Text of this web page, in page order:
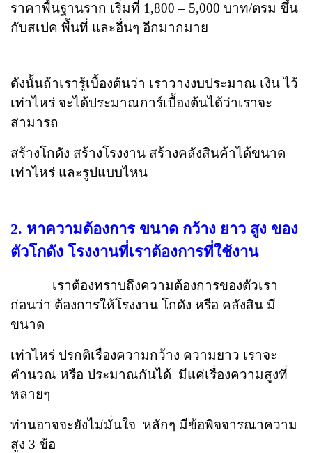
ราคาพื้นฐานราก เริ่มที่ 1,800 – 5,000 บาท/ตรม ขึ้น
กับสเปค พื้นที่ และอื่นๆ อีกมากมาย
ดังนั้นถ้าเรารู้เบื้องต้นว่า เราวางงบประมาณ เงิน ไว้
เท่าไหร่ จะได้ประมาณการ์เบื้องต้นได้ว่าเราจะ
สามารถ
สร้างโกดัง สร้างโรงงาน สร้างคลังสินค้าได้ขนาด
เท่าไหร่ และรูปแบบไหน
2. หาความต้องการ ขนาด กว้าง ยาว สูง ของ
ตัวโกดัง โรงงานที่เราต้องการที่ใช้งาน
เราต้องทราบถึงความต้องการของตัวเรา
ก่อนว่า ต้องการให้โรงงาน โกดัง หรือ คลังสิน มี
ขนาด
เท่าไหร่ ปรกติเรื่องความกว้าง ความยาว เราจะ
คำนวณ หรือ ประมาณกันได้ มีแค่เรื่องความสูงที่
หลายๆ
ท่านอาจจะยังไม่มั่นใจ หลักๆ มีข้อพิจจารณาความ
สูง 3 ข้อ